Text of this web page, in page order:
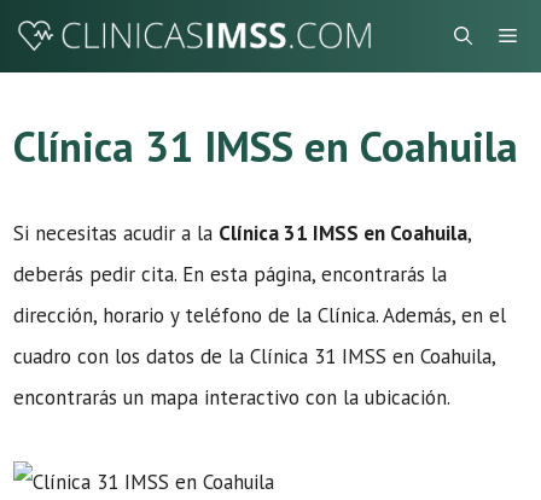
Saltar
Clínica 31 IMSS en Coahuila
Si necesitas acudir a la Clínica 31 IMSS en Coahuila,
deberás pedir cita. En esta página, encontrarás la
dirección, horario y teléfono de la Clínica. Además, en el
cuadro con los datos de la Clínica 31 IMSS en Coahuila,
encontrarás un mapa interactivo con la ubicación.